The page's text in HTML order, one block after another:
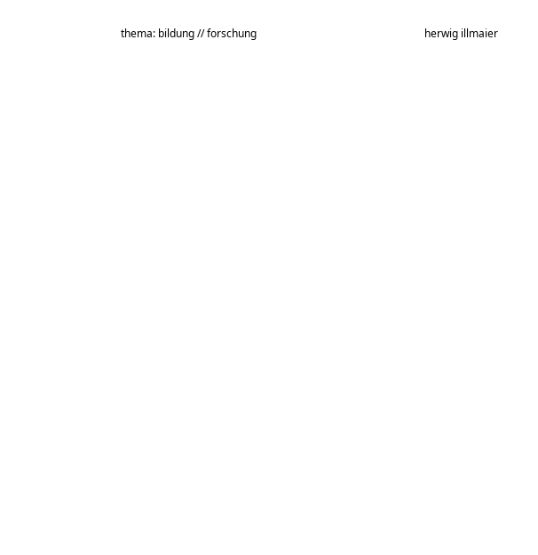
thema: bildung // forschung
herwig illmaier